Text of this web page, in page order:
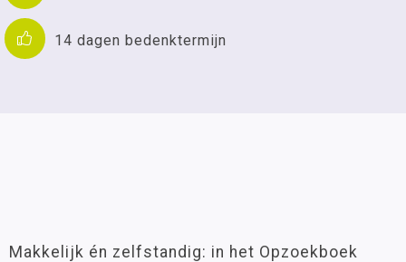
14 dagen bedenktermijn
Makkelijk én zelfstandig: in het Opzoekboek